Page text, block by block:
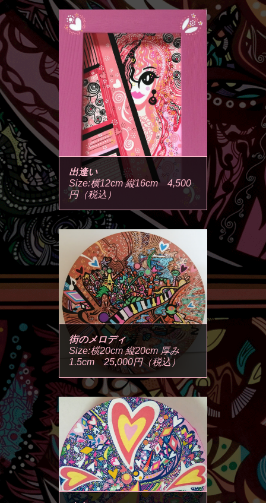
出逢い
Size:横12cm 縦16cm 4,500
円（税込）
街のメロディ
Size:横20cm 縦20cm 厚み
1.5cm 25,000円（税込）